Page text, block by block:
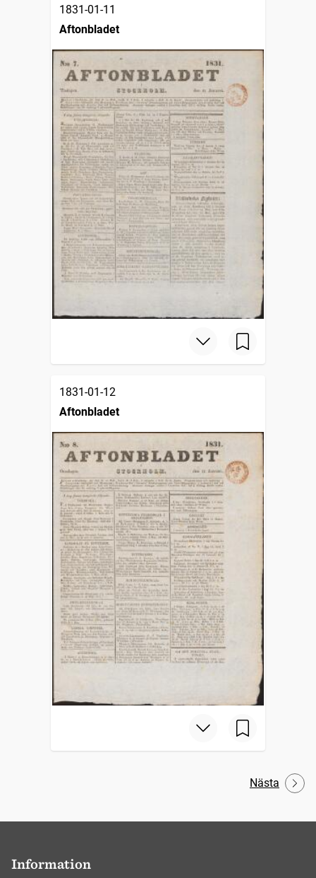
1831-01-11
Aftonbladet
1831-01-12
Aftonbladet
Nästa
Information